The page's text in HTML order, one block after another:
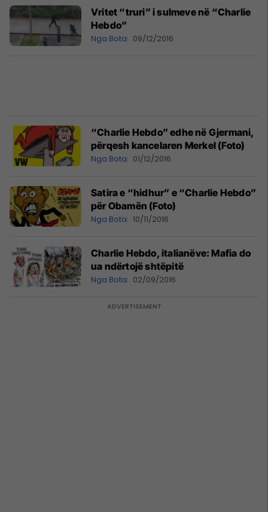
Vritet “truri” i sulmeve në “Charlie
Hebdo”
Nga Bota 09/12/2016
“Charlie Hebdo” edhe në Gjermani,
përqesh kancelaren Merkel (Foto)
Nga Bota 01/12/2016
Satira e “hidhur” e “Charlie Hebdo”
për Obamën (Foto)
Nga Bota 10/11/2016
Charlie Hebdo, italianëve: Mafia do
ua ndërtojë shtëpitë
Nga Bota 02/09/2016